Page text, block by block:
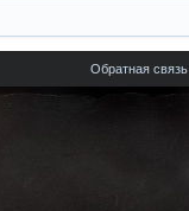
Обратная связь